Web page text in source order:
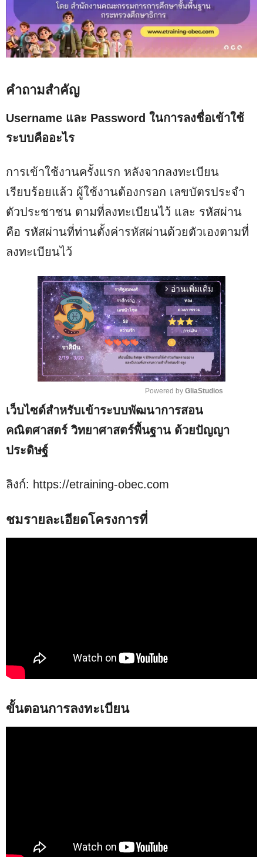
คำถามสำคัญ
Username และ Password ในการลงชื่อเข้าใช้
ระบบคืออะไร
การเข้าใช้งานครั้งแรก หลังจากลงทะเบียน
เรียบร้อยแล้ว ผู้ใช้งานต้องกรอก เลขบัตรประจำ
ตัวประชาชน ตามที่ลงทะเบียนไว้ และ รหัสผ่าน
คือ รหัสผ่านที่ท่านตั้งค่ารหัสผ่านด้วยตัวเองตามที่
ลงทะเบียนไว้
arrow_forward_ios อ่านเพิ่มเติม
M
u
Powered by GliaStudios
เว็บไซด์สำหรับเข้าระบบพัฒนาการสอน
คณิตศาสตร์ วิทยาศาสตร์พื้นฐาน ด้วยปัญญา
ประดิษฐ์
ลิงก์: https://etraining-obec.com
ชมรายละเอียดโครงการที่
ขั้นตอนการลงทะเบียน